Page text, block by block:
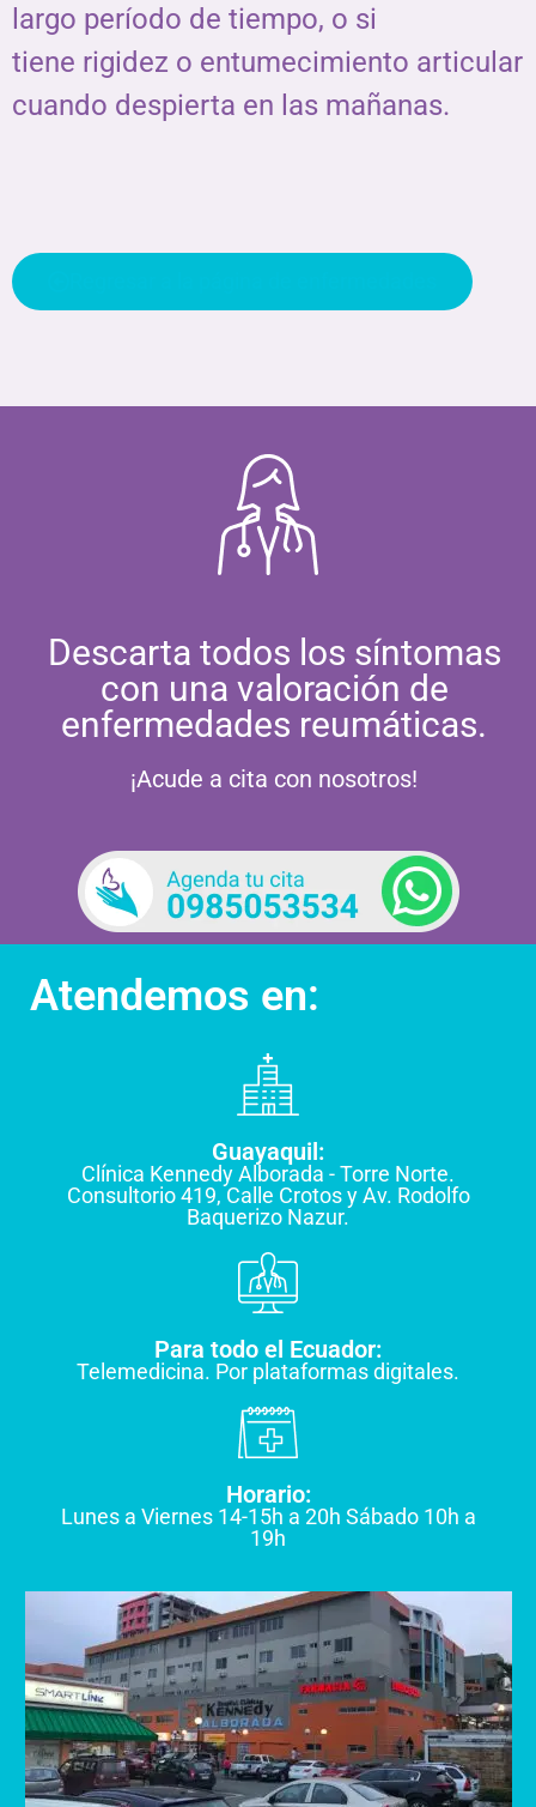
largo período de tiempo, o si
tiene rigidez o entumecimiento articular
cuando despierta en las mañanas.
Descarta todos los síntomas
con una valoración de
enfermedades reumáticas.
¡Acude a cita con nosotros!
Atendemos en:
Guayaquil:
Clínica Kennedy Alborada - Torre Norte.
Consultorio 419, Calle Crotos y Av. Rodolfo
Baquerizo Nazur.
Para todo el Ecuador:
Telemedicina. Por plataformas digitales.
Horario:
Lunes a Viernes 14-15h a 20h Sábado 10h a
19h